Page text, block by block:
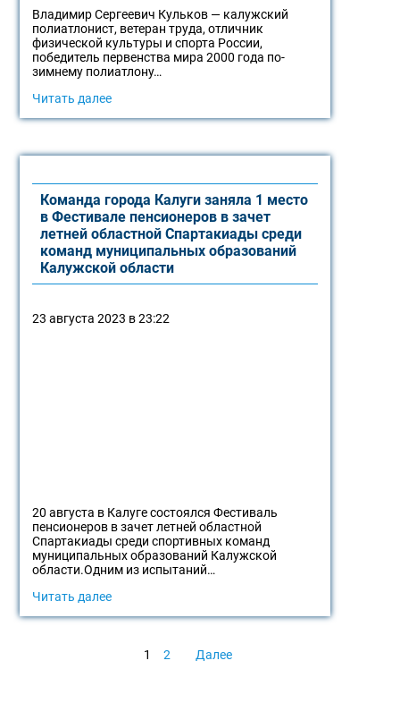
Владимир Сергеевич Кульков — калужский
полиатлонист, ветеран труда, отличник
физической культуры и спорта России,
победитель первенства мира 2000 года по-
зимнему полиатлону…
Читать далее
Команда города Калуги заняла 1 место
в Фестивале пенсионеров в зачет
летней областной Спартакиады среди
команд муниципальных образований
Калужской области
23 августа 2023 в 23:22
20 августа в Калуге состоялся Фестиваль
пенсионеров в зачет летней областной
Спартакиады среди спортивных команд
муниципальных образований Калужской
области.Одним из испытаний…
Читать далее
1 2 Далее